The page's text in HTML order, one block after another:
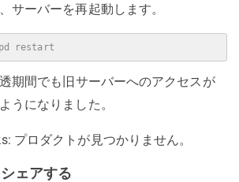
サーバーを再起動します。
restart
期間でも旧サーバーへのアクセスが
うになりました。
プロダクトが見つかりません。
ェアする